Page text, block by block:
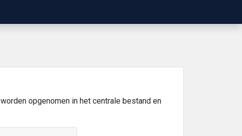
opgenomen in het centrale bestand en